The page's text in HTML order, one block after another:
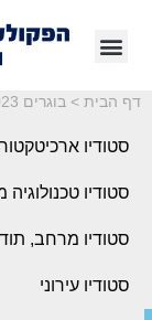
דף הבית > בוגרים 2023: ארכיטקטורה ואדריכלות נוף
סטודיו
סטודיו
סטודיו מרחב,
סטודיו עירוני